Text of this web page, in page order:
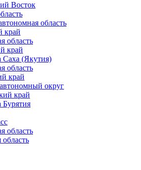
Восток
область
край
область
край
Саха (Якутия)
область
край
округ
край
Бурятия
область
область